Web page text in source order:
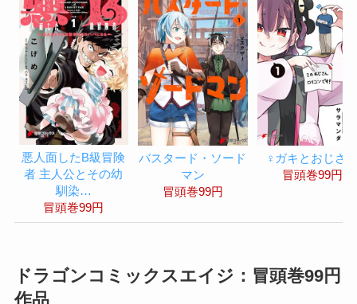
悪人面したB級冒険
者 主人公とその幼
馴染…
冒頭巻99円
バスタード・ソード
マン
冒頭巻99円
♀ガキとおじさ
冒頭巻99円
ドラゴンコミックスエイジ：冒頭巻99円
作品